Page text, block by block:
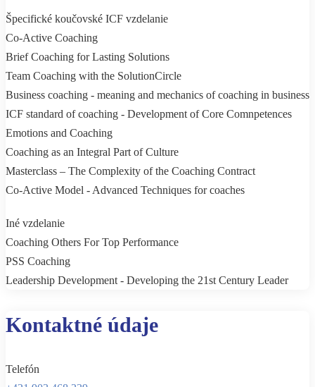
Špecifické koučovské ICF vzdelanie
Co-Active Coaching
Brief Coaching for Lasting Solutions
Team Coaching with the SolutionCircle
Business coaching - meaning and mechanics of coaching in business
ICF standard of coaching - Development of Core Comnpetences
Emotions and Coaching
Coaching as an Integral Part of Culture
Masterclass – The Complexity of the Coaching Contract
Co-Active Model - Advanced Techniques for coaches
Iné vzdelanie
Coaching Others For Top Performance
PSS Coaching
Leadership Development - Developing the 21st Century Leader
Kontaktné údaje
Telefón